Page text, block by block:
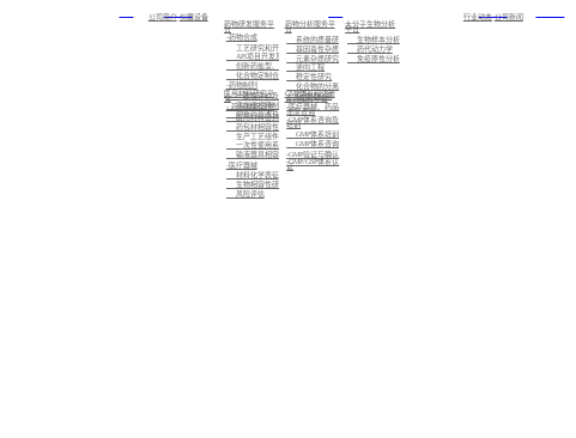
关于我们
公司简介 仪器设备
药物研发服务平
台
-药物合成
工艺研究和开发
API项目开发及注册备案
创新药盐型、晶型筛选及CMC业务
化合物定制合成
-药物制剂
一致性评价及仿制药的制剂开发
高端缓控释制剂开发
创新药及改良型新药的制剂开发
药物分析服务平
台
系统的质量研究
基因毒性杂质研究
元素杂质研究
逆向工程
稳定性研究
化合物的分离制备，已知化合物的结构确证，未知化合物的结构解析与鉴定
标准化检测
大分子生物分析
平台
生物样本分析
药代动力学
免疫原性分析
医用材料研究平
台
- 药包材相容性
医用材料密封性研究
药包材相容性研究
生产工艺组件相容性研究
一次性使用系统相容性研究
输液器具相容性研究
-医疗器械
材料化学表征
生物相容性研究
风险评估
GMP体系和注册
咨询服务平台
-医疗器械、药品
注册咨询
-GMP体系咨询及
培训
GMP体系培训
GMP体系咨询
-GMP验证与确认
-GMP/GSP体系认
证
新闻中心
行业动态 公司新闻